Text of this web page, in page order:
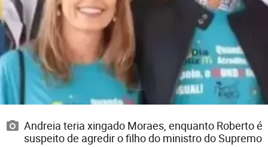
Andreia teria xingado Moraes, enquanto Roberto é
suspeito de agredir o filho do ministro do Supremo